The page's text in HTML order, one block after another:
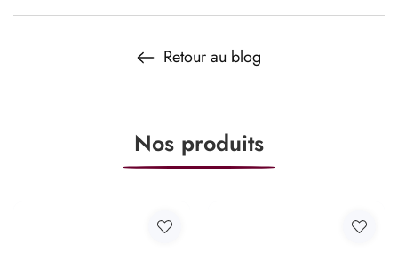
Retour au blog
Nos produits